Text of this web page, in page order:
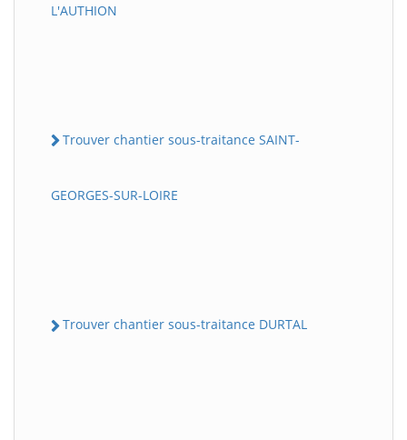
L'AUTHION
Trouver chantier sous-traitance SAINT-
GEORGES-SUR-LOIRE
Trouver chantier sous-traitance DURTAL